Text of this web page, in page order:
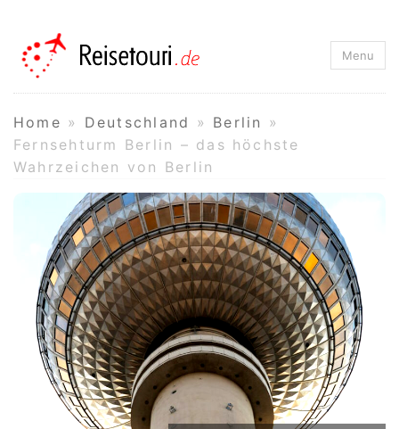
Reisetouri.de
Menu
Home » Deutschland » Berlin »
Fernsehturm Berlin – das höchste
Wahrzeichen von Berlin